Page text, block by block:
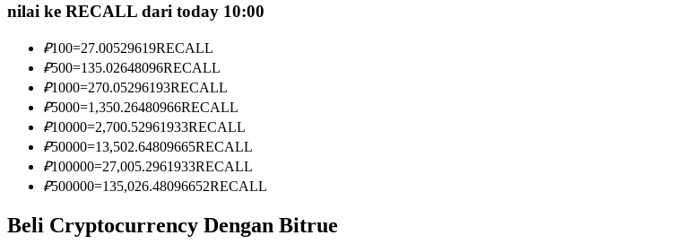
Menjadi Pedagang Salinan
Nikmati pembagian keuntungan dan komisi copy trading
nilai ke RECALL dari today 10:00
₽100=27.00529619RECALL
₽500=135.02648096RECALL
₽1000=270.05296193RECALL
₽5000=1,350.26480966RECALL
₽10000=2,700.52961933RECALL
₽50000=13,502.64809665RECALL
₽100000=27,005.2961933RECALL
₽500000=135,026.48096652RECALL
Beli Cryptocurrency Dengan Bitrue